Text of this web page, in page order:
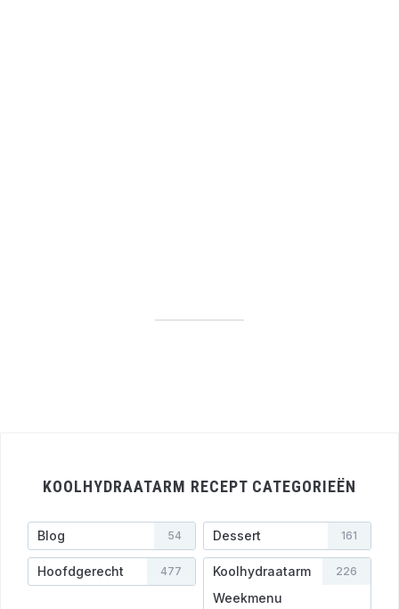
KOOLHYDRAATARM RECEPT CATEGORIEËN
Blog 54 Dessert 161
Hoofdgerecht 477
Koolhydraatarm
Weekmenu
226